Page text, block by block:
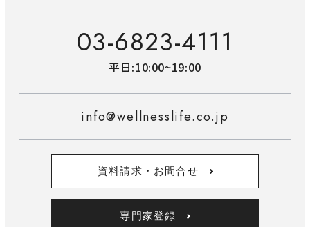
03-6823-4111
平日:10:00~19:00
info@wellnesslife.co.jp
資料請求・お問合せ
専門家登録